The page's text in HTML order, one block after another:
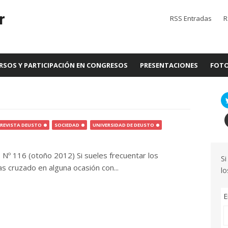
RSS Entradas
Y PARTICIPACIÓN EN CONGRESOS PRESENTACIONES
REVISTA DEUSTO SOCIEDAD UNIVERSIDAD DE DEUSTO
116 (otoño 2012) Si sueles frecuentar los
en alguna ocasión con...